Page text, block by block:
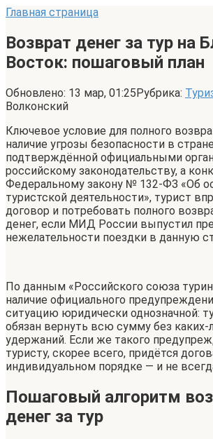
Главная страница
Возврат денег за тур на
Восток: пошаговый план
Обновлено: 13 мар, 01:25Рубрика:
Волконский
Ключевое условие для полного
наличие угрозы безопасности в
подтверждённой официальными
российскому законодательству, а
Федеральному закону № 132-ФЗ «Об
туристской деятельности», турист
договор и потребовать полного
денег, если МИД России выпустил
нежелательности поездки в данную
По данным «Российского союза
наличие официального
ситуацию юридически однозначной:
обязан вернуть всю сумму без
удержаний. Если же такого
туристу, скорее всего, придётся
индивидуальном порядке — и не
Пошаговый алгоритм
денег за тур